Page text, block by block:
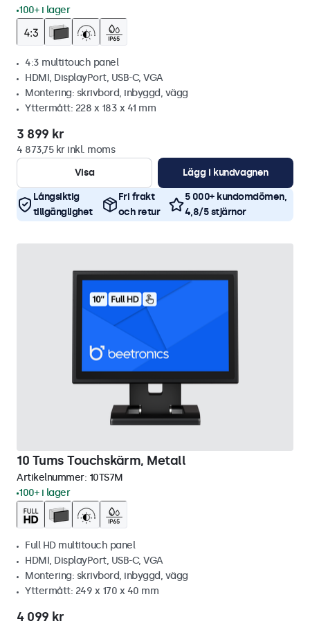
100+ i lager
4:3 multitouch panel
HDMI, DisplayPort, USB-C, VGA
Montering: skrivbord, inbyggd, vägg
Yttermått: 228 x 183 x 41 mm
3 899 kr
4 873,75 kr inkl. moms
Visa
Lägg i kundvagnen
Långsiktig
tillgänglighet
Fri frakt
och retur
5 000+ kundomdömen,
4,8/5 stjärnor
10 Tums Touchskärm, Metall
Artikelnummer: 10TS7M
100+ i lager
Full HD multitouch panel
HDMI, DisplayPort, USB-C, VGA
Montering: skrivbord, inbyggd, vägg
Yttermått: 249 x 170 x 40 mm
4 099 kr